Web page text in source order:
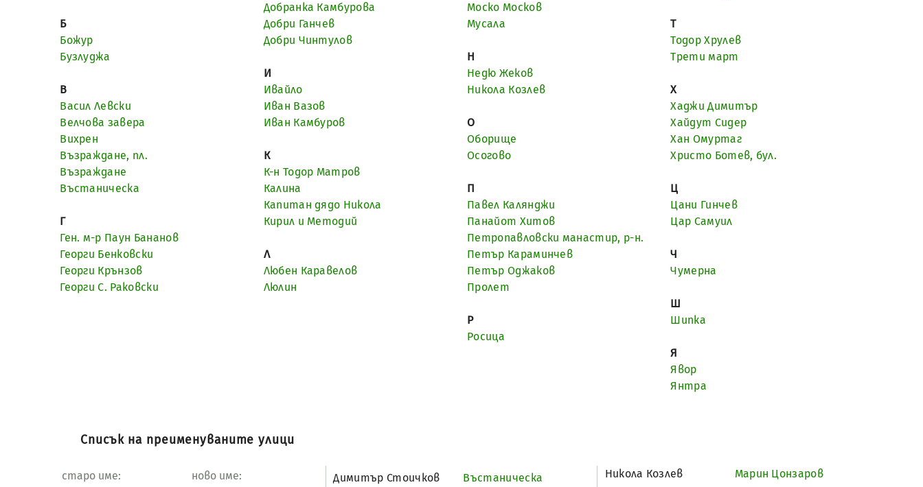
Б
Божур
Бузлуджа
В
Васил Левски
Велчова завера
Вихрен
Възраждане, пл.
Възраждане
Въстаническа
Г
Ген. м-р Паун Бананов
Георги Бенковски
Георги Крънзов
Георги С. Раковски
Добранка Камбурова
Добри Ганчев
Добри Чинтулов
И
Ивайло
Иван Вазов
Иван Камбуров
К
К-н Тодор Матров
Калина
Капитан дядо Никола
Кирил и Методий
Л
Любен Каравелов
Люлин
Моско Москов
Мусала
Н
Недю Жеков
Никола Козлев
О
Оборище
Осогово
П
Павел Калянджи
Панайот Хитов
Петропавловски манастир, р-н.
Петър Караминчев
Петър Оджаков
Пролет
Р
Росица
Т
Тодор Хрулев
Трети март
Х
Хаджи Димитър
Хайдут Сидер
Хан Омуртаг
Христо Ботев, бул.
Ц
Цани Гинчев
Цар Самуил
Ч
Чумерна
Ш
Шипка
Я
Явор
Янтра
Списък на преименуваните улици
старо име:
ново име:
Димитър Стоичков
Въстаническа
Никола Козлев
Марин Цонзаров